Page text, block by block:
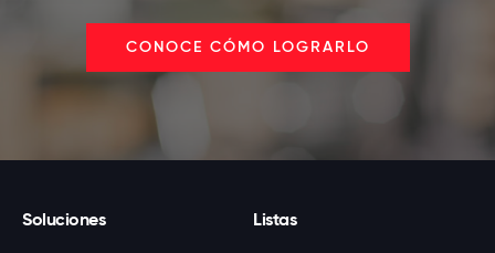
CONOCE CÓMO LOGRARLO
Soluciones Listas